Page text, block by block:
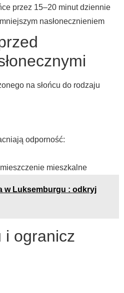
przez 15–20 minut dziennie
nasłonecznieniem
na słońcu do rodzaju
odporność:
mieszkalne
w Luksemburgu : odkryj
i ogranicz